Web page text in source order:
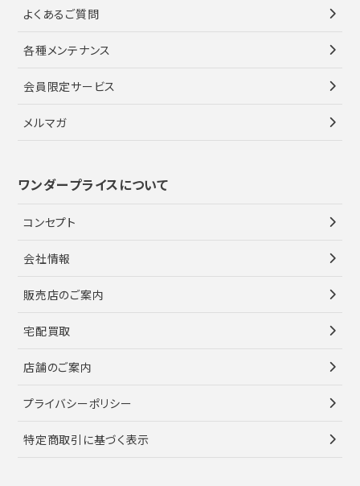
よくあるご質問
各種メンテナンス
会員限定サービス
メルマガ
ワンダープライスについて
コンセプト
会社情報
販売店のご案内
宅配買取
店舗のご案内
プライバシーポリシー
特定商取引に基づく表示